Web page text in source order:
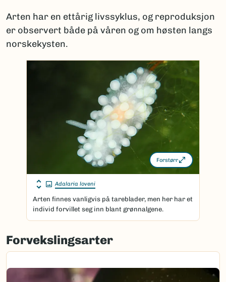
Arten har en ettårig livssyklus, og reproduksjon
er observert både på våren og om høsten langs
norskekysten.
Forstørr
Adalaria loveni
Arten finnes vanligvis på tareblader, men her har et
individ forvillet seg inn blant grønnalgene.
Forvekslingsarter